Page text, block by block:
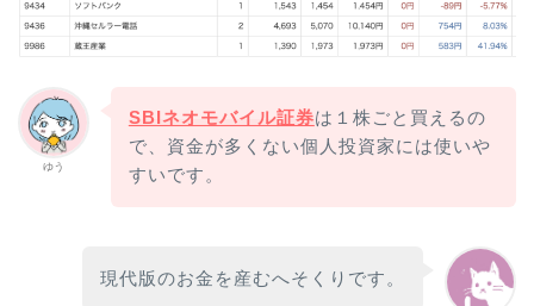
ゆう
SBIネオモバイル証券は１株ごと買えるの
で、資金が多くない個人投資家には使いや
すいです。
現代版のお金を産むへそくりです。